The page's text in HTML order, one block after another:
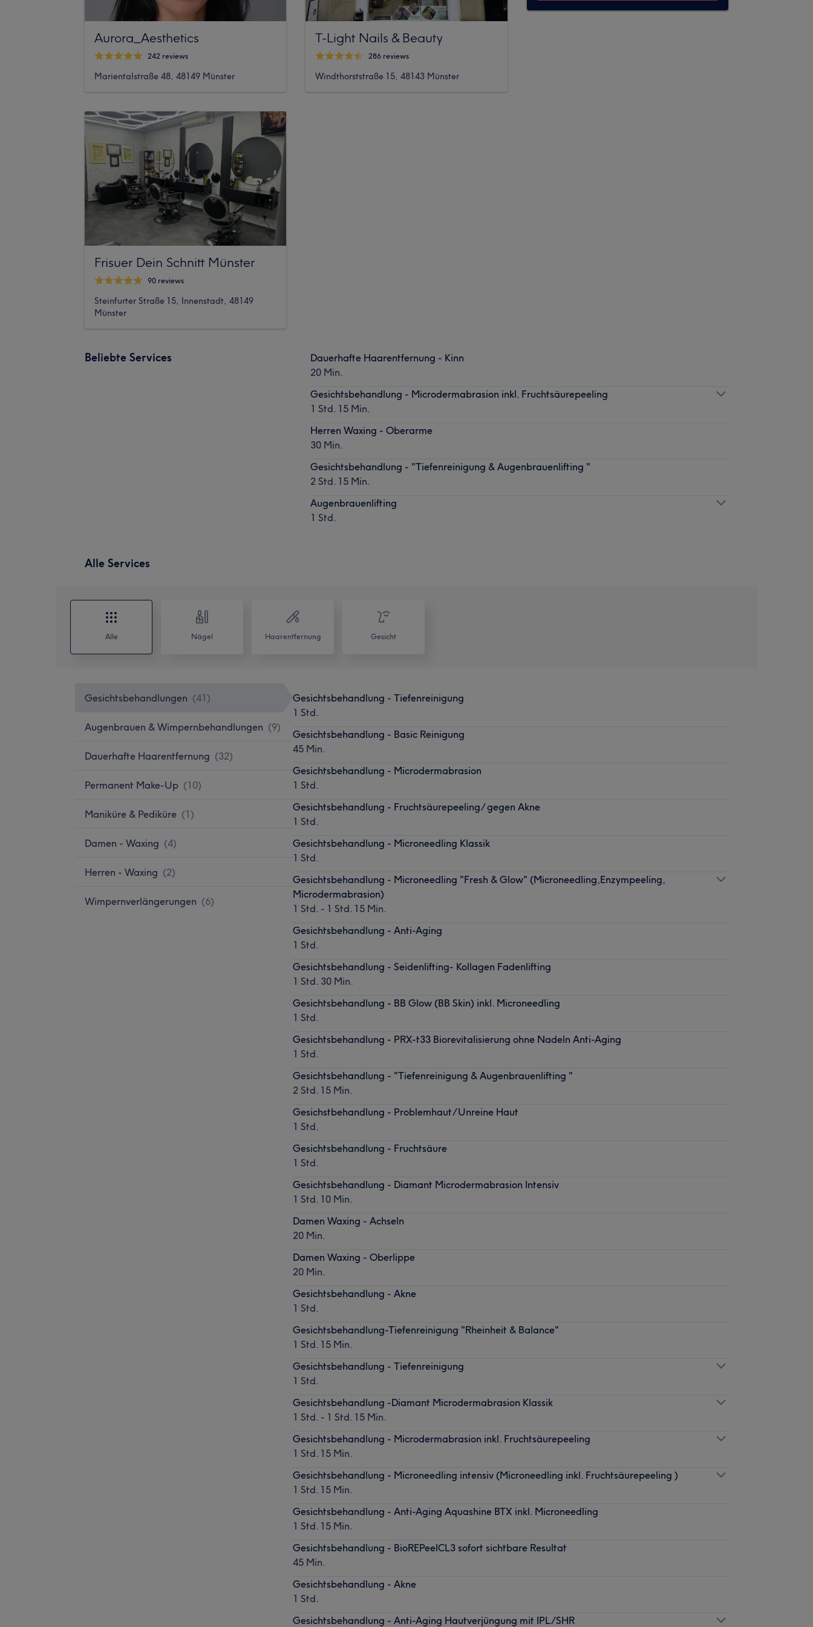
Aurora_Aesthetics
242 reviews
Marientalstraße 48, 48149 Münster
Frisuer Dein Schnitt Münster
90 reviews
Steinfurter Straße 15, Innenstadt, 48149
Münster
T-Light Nails & Beauty
286 reviews
Windthorststraße 15, 48143 Münster
Beliebte Services
Dauerhafte Haarentfernung - Kinn
20 Min.
Gesichtsbehandlung - Microdermabrasion inkl. Fruchtsäurepeeling
1 Std. 15 Min.
Herren Waxing - Oberarme
30 Min.
Gesichtsbehandlung - "Tiefenreinigung & Augenbrauenlifting "
2 Std. 15 Min.
Augenbrauenlifting
1 Std.
Alle Services
Alle Nägel Haarentfernung Gesicht
Gesichtsbehandlungen (41 )
Augenbrauen & Wimpernbehandlungen (9)
Dauerhafte Haarentfernung (32)
Permanent Make-Up (10)
Maniküre & Pediküre (1)
Damen - Waxing (4)
Herren - Waxing (2)
Wimpernverlängerungen (6)
Gesichtsbehandlung - Tiefenreinigung
1 Std.
Gesichtsbehandlung - Basic Reinigung
45 Min.
Gesichtsbehandlung - Microdermabrasion
1 Std.
Gesichtsbehandlung - Fruchtsäurepeeling/ gegen Akne
1 Std.
Gesichtsbehandlung - Microneedling Klassik
1 Std.
Gesichtsbehandlung - Microneedling "Fresh & Glow" (Microneedling,Enzympeeling,
Microdermabrasion)
1 Std. - 1 Std. 15 Min.
Gesichtsbehandlung - Anti-Aging
1 Std.
Gesichtsbehandlung - Seidenlifting- Kollagen Fadenlifting
1 Std. 30 Min.
Gesichtsbehandlung - BB Glow (BB Skin) inkl. Microneedling
1 Std.
Gesichtsbehandlung - PRX-t33 Biorevitalisierung ohne Nadeln Anti-Aging
1 Std.
Gesichtsbehandlung - "Tiefenreinigung & Augenbrauenlifting "
2 Std. 15 Min.
Gesichstbehandlung - Problemhaut/Unreine Haut
1 Std.
Gesichtsbehandlung - Fruchtsäure
1 Std.
Gesichtsbehandlung - Diamant Microdermabrasion Intensiv
1 Std. 10 Min.
Damen Waxing - Achseln
20 Min.
Damen Waxing - Oberlippe
20 Min.
Gesichtsbehandlung - Akne
1 Std.
Gesichtsbehandlung-Tiefenreinigung "Rheinheit & Balance"
1 Std. 15 Min.
Gesichtsbehandlung - Tiefenreinigung
1 Std.
Gesichtsbehandlung -Diamant Microdermabrasion Klassik
1 Std. - 1 Std. 15 Min.
Gesichtsbehandlung - Microdermabrasion inkl. Fruchtsäurepeeling
1 Std. 15 Min.
Gesichtsbehandlung - Microneedling intensiv (Microneedling inkl. Fruchtsäurepeeling )
1 Std. 15 Min.
Gesichtsbehandlung - Anti-Aging Aquashine BTX inkl. Microneedling
1 Std. 15 Min.
Gesichtsbehandlung - BioREPeelCL3 sofort sichtbare Resultat
45 Min.
Gesichtsbehandlung - Akne
1 Std.
Gesichtsbehandlung - Anti-Aging Hautverjüngung mit IPL/SHR